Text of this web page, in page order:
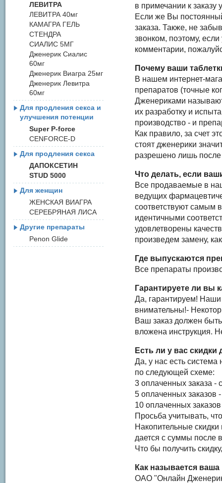
в примечании к заказу
Если же Вы
заказа. Также, не
звонком, поэтому,
комментарии,
Почему ваши
В нашем интернет-
препаратов (точные
Дженериками
их разработку и
производство - и
Как правило, за счет
стоят дженерики
разрешено лишь после
Что делать, если
Все продаваемые в
ведущих
соответствуют самым
идентичными
удовлетворены
произведем замену,
Где выпускаются
Все препараты
Гарантируете ли вы
Да, гарантируем! Наши
внимательны!-
Ваш заказ должен
вложена инструкция.
Есть ли у вас скидки
Да, у нас есть система
по следующей схеме:
3 оплаченных заказа -
5 оплаченных заказов
10 оплаченных
Просьба учитывать,
Накопительные скидки
дается с суммы после
Что бы получить
Как называется
ОАО "Онлайн
ЛЕВИТРА
ЛЕВИТРА 40мг
КАМАГРА ГЕЛЬ
СТЕНДРА
СИАЛИС 5МГ
Дженерик Сиалис
60мг
Дженерик Виагра 25мг
Дженерик Левитра
60мг
Для продления секса и
улучшения потенции
Super P-force
CENFORCE-D
Для продления секса
ДАПОКСЕТИН
STUD 5000
Для женщин
ЖЕНСКАЯ ВИАГРА
СЕРЕБРЯНАЯ ЛИСА
Другие препараты
Penon Glide